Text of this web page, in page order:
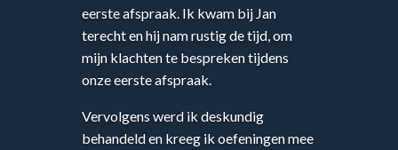
eerste afspraak. Ik kwam bij Jan
terecht en hij nam rustig de tijd, om
mijn klachten te bespreken tijdens
onze eerste afspraak.
Vervolgens werd ik deskundig
behandeld en kreeg ik oefeningen mee